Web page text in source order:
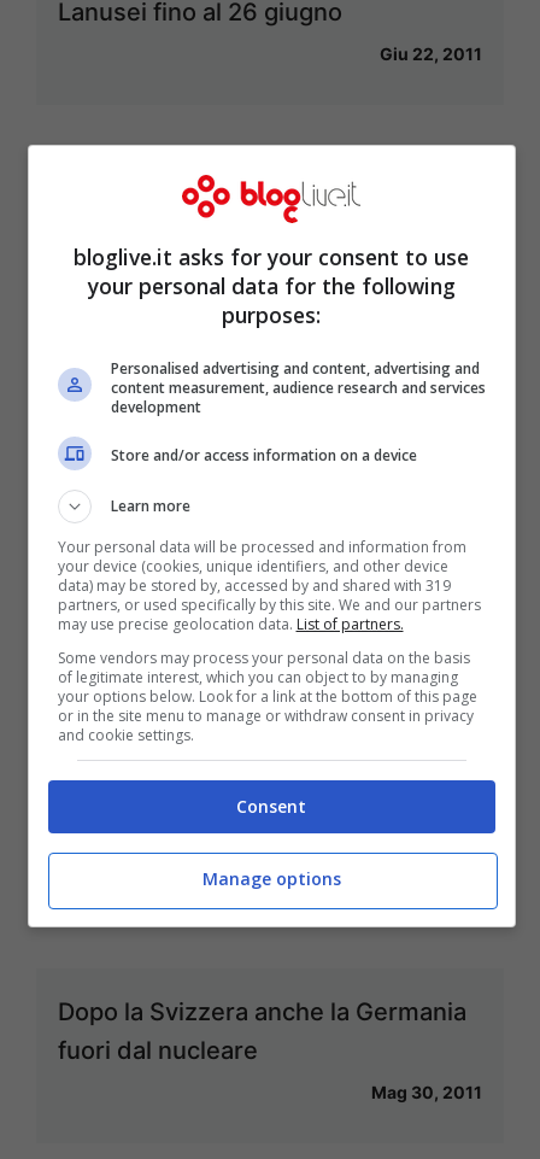
Lanusei fino al 26 giugno
Giu 22, 2011
Cinemadivino 2011: un'estate
cultura ed intrattenimento
Comproprietà, tanti nodi da risolvere
Milan, opzionato Kucka
Giu 4, 2011
Lazio, Muslera verso l’addio
Dopo la Svizzera anche la Germania
fuori dal nucleare
Mag 30, 2011
bloglive.it asks for your consent to use
your personal data for the following
purposes:
Personalised advertising and content, advertising and
content measurement, audience research and services
development
Store and/or access information on a device
Learn more
Your personal data will be processed and information from
your device (cookies, unique identifiers, and other device
data) may be stored by, accessed by and shared with 319
partners, or used specifically by this site. We and our partners
may use precise geolocation data. List of partners.
Some vendors may process your personal data on the basis
of legitimate interest, which you can object to by managing
your options below. Look for a link at the bottom of this page
or in the site menu to manage or withdraw consent in privacy
and cookie settings.
Consent
Manage options